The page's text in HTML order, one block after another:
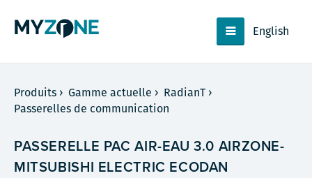
English
Produits › Gamme actuelle › RadianT ›
Passerelles de communication
PASSERELLE PAC AIR-EAU 3.0 AIRZONE-
MITSUBISHI ELECTRIC ECODAN